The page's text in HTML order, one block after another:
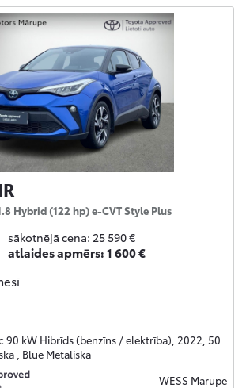
Hybrid (122 hp) e-CVT Style Plus
sākotnējā cena: 25 590 €
atlaides apmērs:1 600 €
90 kW Hibrīds (benzīns / elektrība), 2022, 50
, Blue Metāliska
WESS Mārupē